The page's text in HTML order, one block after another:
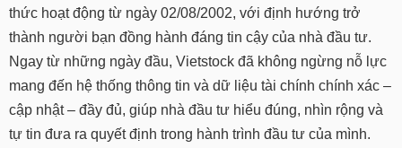
thức hoạt động từ ngày 02/08/2002, với định hướng trở
thành người bạn đồng hành đáng tin cậy của nhà đầu tư.
Ngay từ những ngày đầu, Vietstock đã không ngừng nỗ lực
mang đến hệ thống thông tin và dữ liệu tài chính chính xác –
cập nhật – đầy đủ, giúp nhà đầu tư hiểu đúng, nhìn rộng và
tự tin đưa ra quyết định trong hành trình đầu tư của mình.